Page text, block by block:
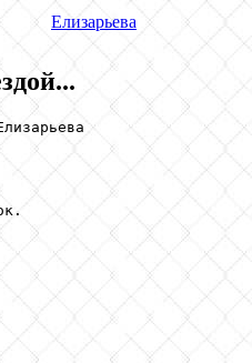
Елизарьева